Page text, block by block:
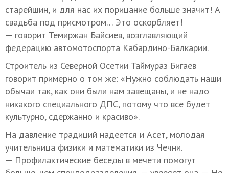
старейшин, и для нас их порицание больше значит! А
свадьба под присмотром… Это оскорбляет!
— говорит Темиржан Байсиев, возглавляющий
федерацию автомотоспорта Кабардино-Балкарии.
Строитель из Северной Осетии Таймураз Бигаев
говорит примерно о том же: «Нужно соблюдать наши
обычаи так, как они были нам завещаны, и не надо
никакого специального ДПС, потому что все будет
культурно, сдержанно и красиво».
На давление традиций надеется и Асет, молодая
учительница физики и математики из Чечни.
— Профилактические беседы в мечети помогут